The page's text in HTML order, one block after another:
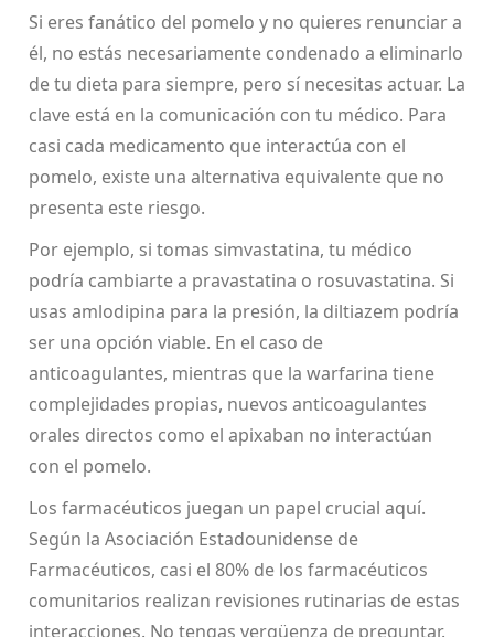
Si eres fanático del pomelo y no quieres renunciar a
él, no estás necesariamente condenado a eliminarlo
de tu dieta para siempre, pero sí necesitas actuar. La
clave está en la comunicación con tu médico. Para
casi cada medicamento que interactúa con el
pomelo, existe una alternativa equivalente que no
presenta este riesgo.
Por ejemplo, si tomas simvastatina, tu médico
podría cambiarte a pravastatina o rosuvastatina. Si
usas amlodipina para la presión, la diltiazem podría
ser una opción viable. En el caso de
anticoagulantes, mientras que la warfarina tiene
complejidades propias, nuevos anticoagulantes
orales directos como el apixaban no interactúan
con el pomelo.
Los farmacéuticos juegan un papel crucial aquí.
Según la Asociación Estadounidense de
Farmacéuticos, casi el 80% de los farmacéuticos
comunitarios realizan revisiones rutinarias de estas
interacciones. No tengas vergüenza de preguntar.